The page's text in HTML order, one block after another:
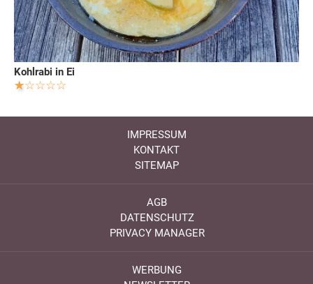
Kohlrabi in Ei
IMPRESSUM
KONTAKT
SITEMAP
AGB
DATENSCHUTZ
PRIVACY MANAGER
WERBUNG